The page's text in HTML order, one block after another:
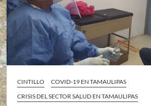
CINTILLO
COVID-19 EN TAMAULIPAS
CRISIS DEL SECTOR SALUD EN TAMAULIPAS